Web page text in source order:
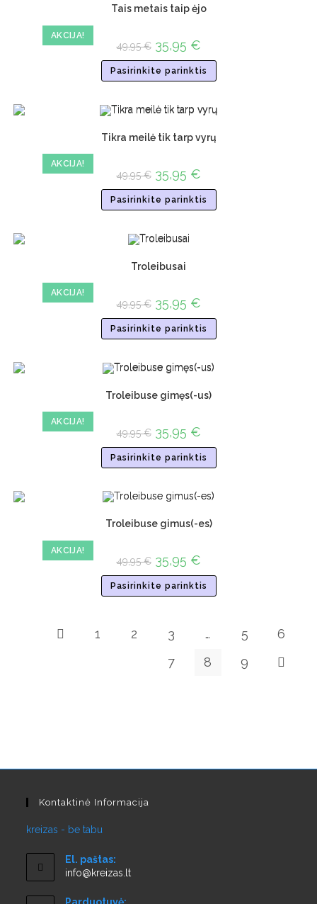
AKCIJA!
Tais metais taip ėjo
49,95€ 35,95 €
Pasirinkite parinktis
AKCIJA!
Tikra meilė tik tarp vyrų
49,95€ 35,95 €
Pasirinkite parinktis
AKCIJA!
Troleibusai
49,95€ 35,95 €
Pasirinkite parinktis
AKCIJA!
Troleibuse gimęs(-us)
49,95€ 35,95 €
Pasirinkite parinktis
AKCIJA!
Troleibuse gimus(-es)
49,95€ 35,95 €
Pasirinkite parinktis
1 2 3 … 5
6
7
8 9
Kontaktinė Informacija
kreizas - be tabu
El. paštas:
info@kreizas.lt